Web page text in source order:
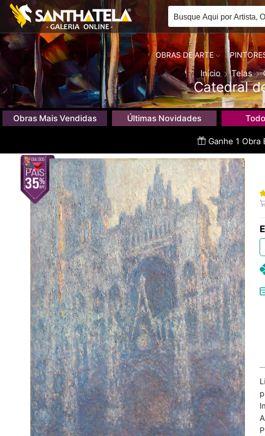
OBRAS DE ARTE
Início Telas
Catedral
Obras Mais Vendidas Últimas Novidades
Ganhe 1 Obra